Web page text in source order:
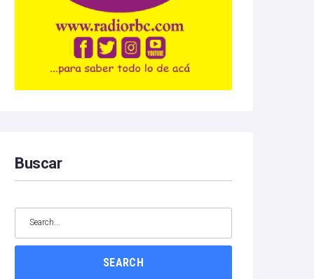
Buscar
SEARCH